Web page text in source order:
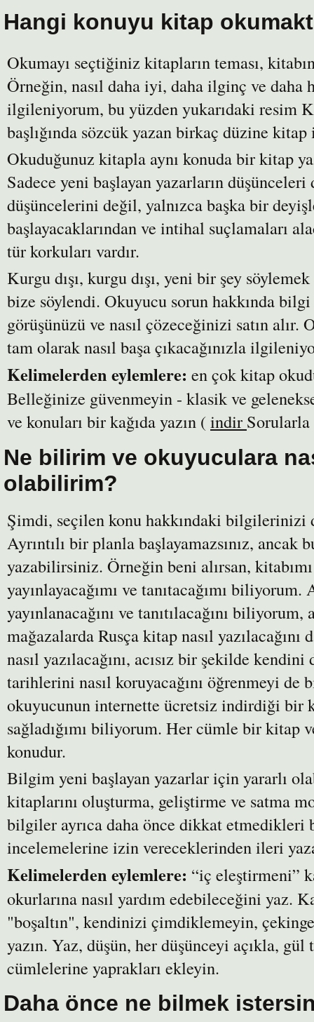
Hangi konuyu kitap
Okumayı seçtiğiniz kitapların teması,
Örneğin, nasıl daha iyi, daha ilginç ve daha
ilgileniyorum, bu yüzden yukarıdaki resim
başlığında sözcük yazan birkaç düzine
Okuduğunuz kitapla aynı konuda bir kitap
Sadece yeni başlayan yazarların
düşüncelerini değil, yalnızca başka bir
başlayacaklarından ve intihal suçlamaları
tür korkuları vardır.
Kurgu dışı, kurgu dışı, yeni bir şey
bize söylendi. Okuyucu sorun hakkında
görüşünüzü ve nasıl çözeceğinizi satın alır.
tam olarak nasıl başa çıkacağınızla
Kelimelerden eylemlere: en çok kitap
Belleğinize güvenmeyin - klasik ve
ve konuları bir kağıda yazın (indir Sorularla
Ne bilirim ve okuyuculara
olabilirim?
Şimdi, seçilen konu hakkındaki bilgilerinizi
Ayrıntılı bir planla başlayamazsınız, ancak
yazabilirsiniz. Örneğin beni alırsan, kitabımı
yayınlayacağımı ve tanıtacağımı biliyorum.
yayınlanacağını ve tanıtılacağını biliyorum,
mağazalarda Rusça kitap nasıl yazılacağını
nasıl yazılacağını, acısız bir şekilde
tarihlerini nasıl koruyacağını öğrenmeyi
okuyucunun internette ücretsiz indirdiği bir
sağladığımı biliyorum. Her cümle bir kitap
konudur.
Bilgim yeni başlayan yazarlar için yararlı
kitaplarını oluşturma, geliştirme ve satma
bilgiler ayrıca daha önce dikkat etmedikleri
incelemelerine izin vereceklerinden ileri
Kelimelerden eylemlere: “iç eleştirmeni”
okurlarına nasıl yardım edebileceğini yaz.
"boşaltın", kendinizi çimdiklemeyin,
yazın. Yaz, düşün, her düşünceyi açıkla,
cümlelerine yaprakları ekleyin.
Daha önce ne bilmek